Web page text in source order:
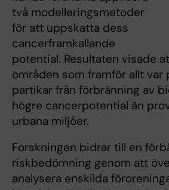
två modelleringsmetoder
för att uppskatta dess
cancerframkallande
potential. Resultaten visade
områden som framför allt var
partikar från förbränning av
högre cancerpotential än
urbana miljöer.
Forskningen bidrar till en
riskbedömning genom att
analysera enskilda